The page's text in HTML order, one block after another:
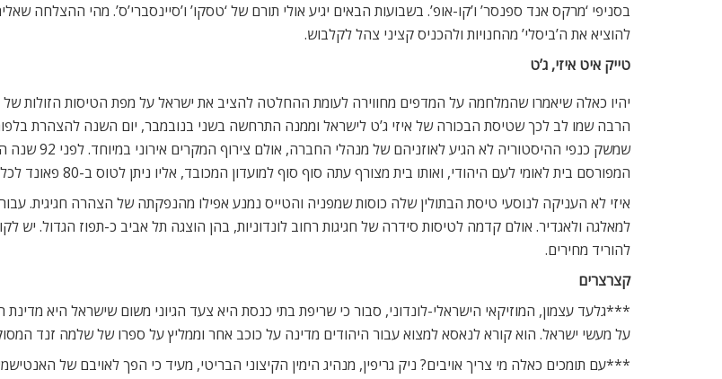
בסניפי ‘מרקס אנד ספנסר’ ו’קו-אופ’. בשבועות הבאים יגיע אולי תורם של ‘טסקו’ ו’סיינסברי’ס’. מהי ההצלחה
להוציא את ה’ביסלי’ מהחנויות ולהכניס קציני צהל לקלבוש.
טייק איט איזי, ג’ט
יהיו כאלה שיאמרו שהמלחמה על המדפים מחווירה לעומת ההחלטה להציב את ישראל על מפת הטיסות הזולות של
הרבה שמו לב לכך שטיסת הבכורה של איזי ג’ט לישראל וממנה התרחשה בשני בנובמבר, יום השנה להצהרת
שמשק כנפי ההיסטוריה לא הגיע
המפורסם בית לאומי לעם היהודי, ואותו בית מצורף עתה סוף סוף למועדון המכובד, אליו ניתן לטוס ב-80 פאונד לכל כיוון.
איזי לא העניקה לנוסעי טיסת הבתולין שלה כוסות שמפניה והטייס נמנע אפילו מהנפקתה של הצהרה חגיגית.
למאלגה ולאגדיר. אולם קדמה לטיסות סידרה של חגיגות רחוב לונדוניות, בהן הוצגה תל אביב כ-תפוז הגדול. יש
להוריד מחירים.
קצרצרים
***גלעד עצמון, המוזיקאי הישראלי-לונדוני, סבור כי שריפת בתי כנסת היא צעד הגיוני משום שישראל היא
על מעשי ישראל. הוא קורא לנאסא למצוא עבור היהודים מדינה על כוכב אחר וממליץ על ספרו של שלמה זנד
***עם תומכים כאלה מי צריך אויבים? ניק גריפין, מנהיג הימין הקיצוני הבריטי, מעיד כי הפך לאויבם של